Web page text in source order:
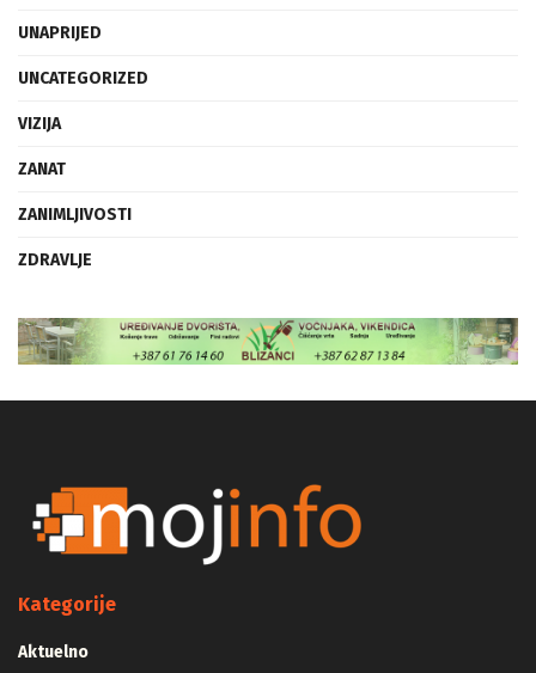
UNAPRIJED
UNCATEGORIZED
VIZIJA
ZANAT
ZANIMLJIVOSTI
ZDRAVLJE
Kategorije
Aktuelno